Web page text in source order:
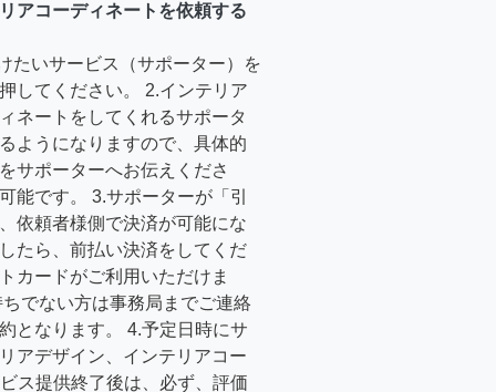
アコーディネートを依頼する
たいサービス（サポーター）を
してください。 2.インテリア
ネートをしてくれるサポータ
ようになりますので、具体的
サポーターへお伝えくださ
能です。 3.サポーターが「引
依頼者様側で決済が可能にな
たら、前払い決済をしてくだ
カードがご利用いただけま
でない方は事務局までご連絡
となります。 4.予定日時にサ
アデザイン、インテリアコー
ス提供終了後は、必ず、評価